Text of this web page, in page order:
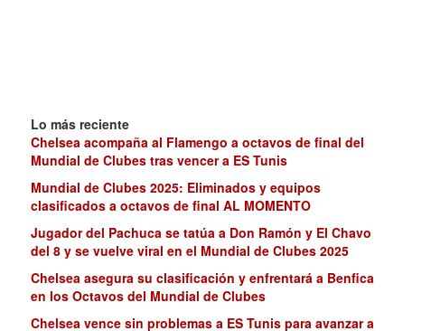
Lo más reciente
Chelsea acompaña al Flamengo a octavos de final del
Mundial de Clubes tras vencer a ES Tunis
Mundial de Clubes 2025: Eliminados y equipos
clasificados a octavos de final AL MOMENTO
Jugador del Pachuca se tatúa a Don Ramón y El Chavo
del 8 y se vuelve viral en el Mundial de Clubes 2025
Chelsea asegura su clasificación y enfrentará a Benfica
en los Octavos del Mundial de Clubes
Chelsea vence sin problemas a ES Tunis para avanzar a